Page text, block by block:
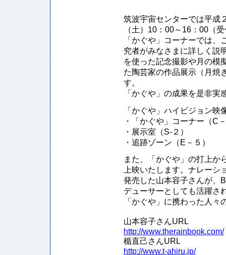
筑波宇宙センターでは平成
（土）10：00～16：00（
「かぐや」コーナーでは
究者がみなさまに詳しく説
を使った記念撮影や月の模
た陶芸家の作品展示（月焼
す。
「かぐや」の成果を是非実
「かぐや」ハイビジョン映
・「かぐや」コーナー（C
・展示室（S-２）
・追跡ゾーン（E－５）
また、「かぐや」の打上か
上映いたします。ナレー
発売した山本容子さんが、
デューサーとしても活躍さ
「かぐや」に携わった人
山本容子さんURL
http://www.therainbook.com/
楯直己さんURL
http://www.t-ahiru.jp/